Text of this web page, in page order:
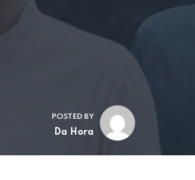
POSTED BY
Da Hora